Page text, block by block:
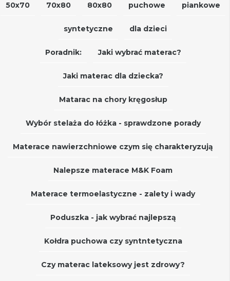
50x70 70x80 80x80 puchowe piankowe
syntetyczne dla dzieci
Poradnik: Jaki wybrać materac?
Jaki materac dla dziecka?
Matarac na chory kręgosłup
Wybór stelaża do łóżka - sprawdzone porady
Materace nawierzchniowe czym się charakteryzują
Nalepsze materace M&K Foam
Materace termoelastyczne - zalety i wady
Poduszka - jak wybrać najlepszą
Kołdra puchowa czy syntntetyczna
Czy materac lateksowy jest zdrowy?